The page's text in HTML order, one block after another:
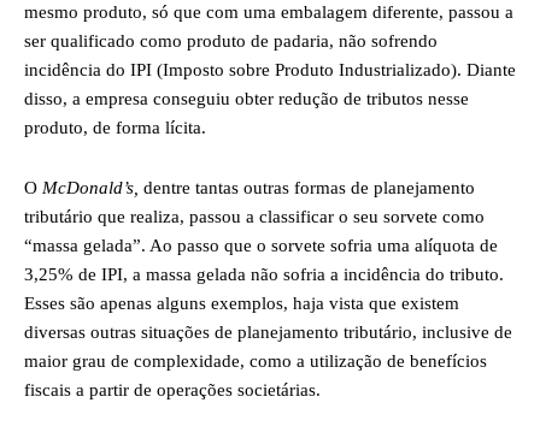
mesmo produto, só que com uma embalagem diferente, passou a
ser qualificado como produto de padaria, não sofrendo
incidência do IPI (Imposto sobre Produto Industrializado). Diante
disso, a empresa conseguiu obter redução de tributos nesse
produto, de forma lícita.
O McDonald’s, dentre tantas outras formas de planejamento
tributário que realiza, passou a classificar o seu sorvete como
“massa gelada”. Ao passo que o sorvete sofria uma alíquota de
3,25% de IPI, a massa gelada não sofria a incidência do tributo.
Esses são apenas alguns exemplos, haja vista que existem
diversas outras situações de planejamento tributário, inclusive de
maior grau de complexidade, como a utilização de benefícios
fiscais a partir de operações societárias.